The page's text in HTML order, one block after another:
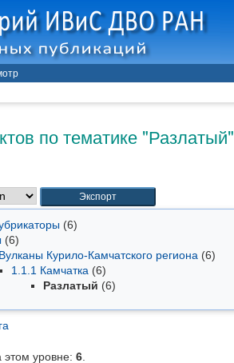
по тематике "Разлатый"
(6)
(6)
Курило-Камчатского региона (6)
1.1.1 Камчатка (6)
Разлатый (6)
этом уровне: 6